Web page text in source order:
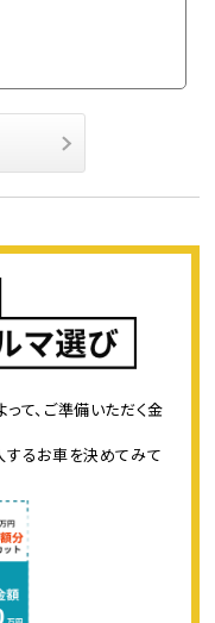
て、ご準備いただく金
するお車を決めてみて